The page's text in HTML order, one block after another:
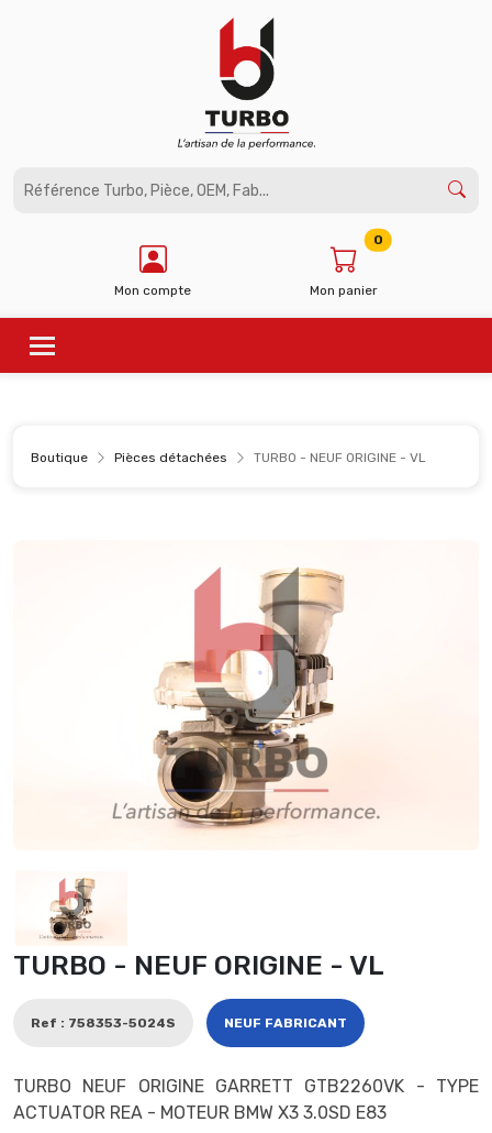
Mon compte Mon panier
0
Boutique Pièces détachées TURBO - NEUF ORIGINE - VL
TURBO - NEUF ORIGINE - VL
Ref : 758353-5024S NEUF FABRICANT
TURBO NEUF ORIGINE GARRETT GTB2260VK - TYPE
ACTUATOR REA - MOTEUR BMW X3 3.0SD E83
Panneau de gestion des cookies